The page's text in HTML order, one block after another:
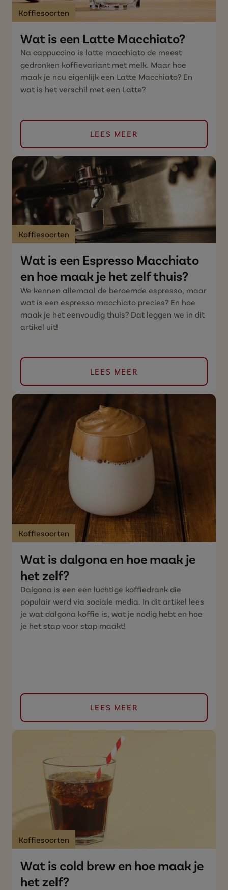
Koffiesoorten
Wat is een Latte Macchiato?
Na cappuccino is latte macchiato de meest
gedronken koffievariant met melk. Maar hoe
maak je nou eigenlijk een Latte Macchiato? En
wat is het verschil met een Latte?
LEES MEER
Koffiesoorten
Wat is een Espresso Macchiato
en hoe maak je het zelf thuis?
We kennen allemaal de beroemde espresso, maar
wat is een espresso macchiato precies? En hoe
maak je het eenvoudig thuis? Dat leggen we in dit
artikel uit!
LEES MEER
Koffiesoorten
Wat is dalgona en hoe maak je
het zelf?
Dalgona is een een luchtige koffiedrank die
populair werd via sociale media. In dit artikel lees
je wat dalgona koffie is, wat je nodig hebt en hoe
je het stap voor stap maakt!
LEES MEER
Koffiesoorten
Wat is cold brew en hoe maak je
het zelf?